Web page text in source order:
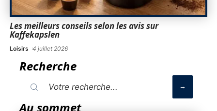
Les meilleurs conseils selon les avis sur
Kaffekapslen
Loisirs 4 juillet 2026
Recherche
Au sommet